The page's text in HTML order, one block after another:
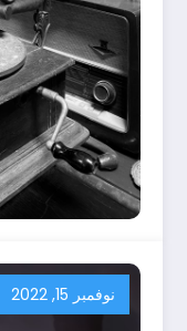
نوفمبر 15, 2022